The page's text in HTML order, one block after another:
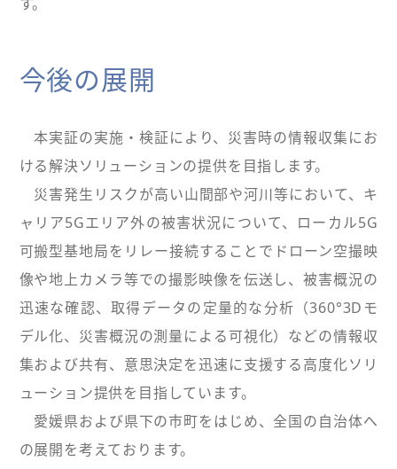
今後の展開
本実証の実施・検証により、災害時の情報収集にお
ける解決ソリューションの提供を目指します。
災害発生リスクが高い山間部や河川等において、キ
ャリア5Gエリア外の被害状況について、ローカル5G
可搬型基地局をリレー接続することでドローン空撮映
像や地上カメラ等での撮影映像を伝送し、被害概況の
迅速な確認、取得データの定量的な分析（360°3Dモ
デル化、災害概況の測量による可視化）などの情報収
集および共有、意思決定を迅速に支援する高度化ソリ
ューション提供を目指しています。
愛媛県および県下の市町をはじめ、全国の自治体へ
の展開を考えております。